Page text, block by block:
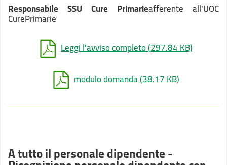
Responsabile SSU Cure Primarieafferente all'UOC
CurePrimarie
Leggi l'avviso completo(297.84 KB)
modulo domanda(38.17 KB)
A tutto il personale dipendente -